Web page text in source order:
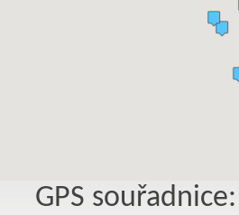
GPS